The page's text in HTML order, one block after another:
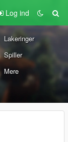
Log ind
Lakeringer
Spiller
Mere